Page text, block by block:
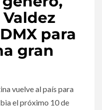
para
gran
vuelve al país para
el próximo 10 de